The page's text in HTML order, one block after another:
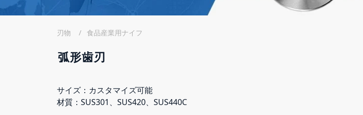
弧形歯刃
サイズ：カスタマイズ可能
材質：SUS301、SUS420、SUS440C
刃物 食品産業用ナイフ